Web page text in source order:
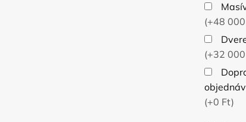
(+48
(+32
(+0 Ft)